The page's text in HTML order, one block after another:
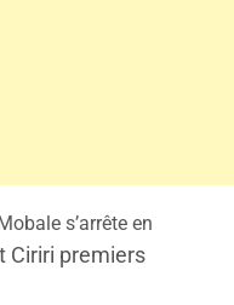
s’arrête en
Ciriri premiers